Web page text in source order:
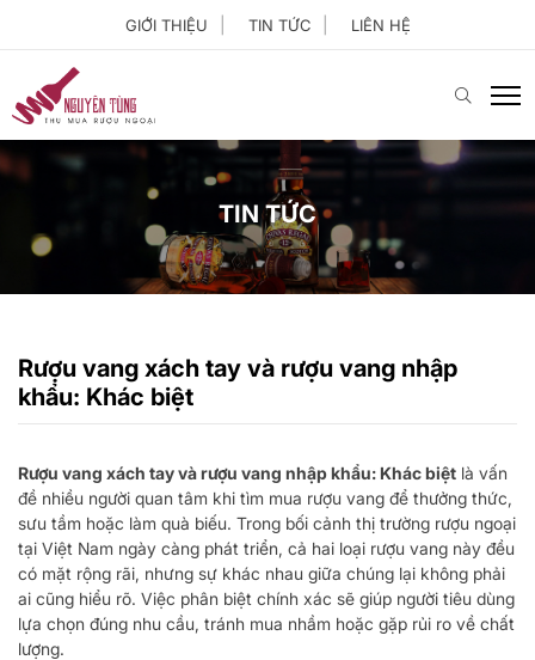
GIỚI THIỆU TIN TỨC LIÊN HỆ
TIN TỨC
Rượu vang xách tay và rượu vang nhập
khẩu: Khác biệt
Rượu vang xách tay và rượu vang nhập khẩu: Khác biệt là vấn
đề nhiều người quan tâm khi tìm mua rượu vang để thưởng thức,
sưu tầm hoặc làm quà biếu. Trong bối cảnh thị trường rượu ngoại
tại Việt Nam ngày càng phát triển, cả hai loại rượu vang này đều
có mặt rộng rãi, nhưng sự khác nhau giữa chúng lại không phải
ai cũng hiểu rõ. Việc phân biệt chính xác sẽ giúp người tiêu dùng
lựa chọn đúng nhu cầu, tránh mua nhầm hoặc gặp rủi ro về chất
lượng.